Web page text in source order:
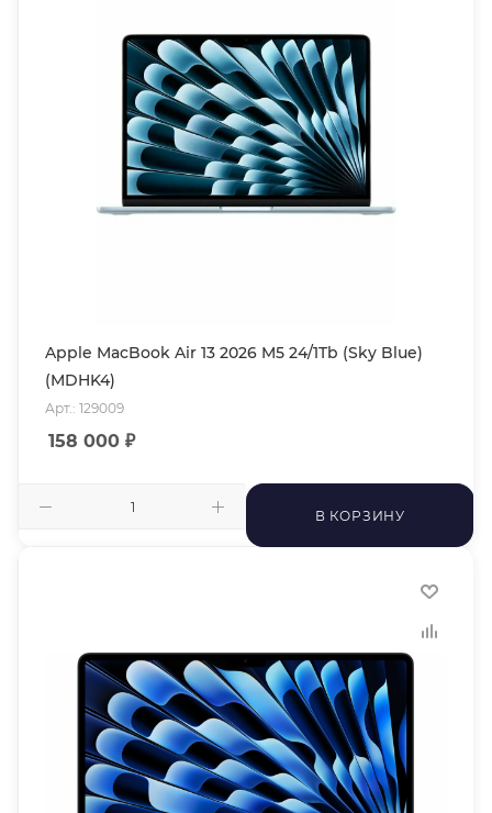
Apple MacBook Air 13 2026 M5 24/1Tb (Sky Blue)
(MDHK4)
Арт.: 129009
158 000 ₽
В КОРЗИНУ